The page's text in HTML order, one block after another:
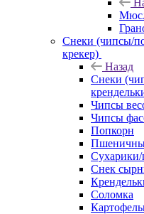
Снеки (чипсы/
крекер)
Назад
Снеки
Чипсы
Чипсы
Попкорн
Сухарики/
Снек
Соломка